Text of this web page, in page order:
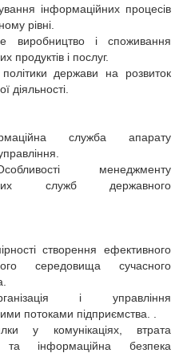
інформаційних процесів
рівні.
виробництво і споживання
продуктів і послуг.
держави на розвиток
діяльності.
служба апарату
менеджменту
служб державного
створення ефективного
середовища сучасного
і управління
потоками підприємства. .
у комунікаціях, втрата
та інформаційна безпека